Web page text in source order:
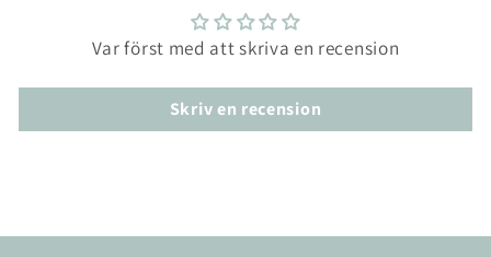
Var först med att skriva en recension
Skriv en recension